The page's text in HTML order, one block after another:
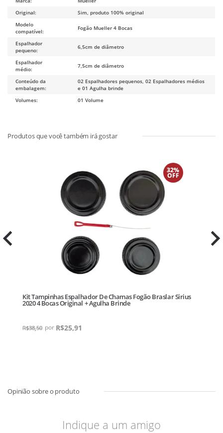
Original:
Sim, produto 100% original
Modelo
compatível:
Fogão Mueller 4 Bocas
Espalhador
pequeno:
6,5cm de diâmetro
Espalhador
médio:
7,5cm de diâmetro
Conteúdo da
embalagem:
02 Espalhadores pequenos, 02 Espalhadores médios
e 01 Agulha brinde
Volumes:
01 Volume
32%
OFF
Kit Tampinhas Espalhador De Chamas Fogão Braslar Sirius
2020 4 Bocas Original + Agulha Brinde
R$38,50 R$25,91
Indique a um amigo